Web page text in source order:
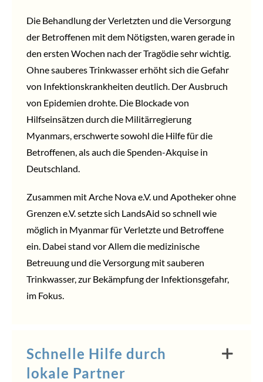
Die Behandlung der Verletzten und die Versorgung
der Betroffenen mit dem Nötigsten, waren gerade in
den ersten Wochen nach der Tragödie sehr wichtig.
Ohne sauberes Trinkwasser erhöht sich die Gefahr
von Infektionskrankheiten deutlich. Der Ausbruch
von Epidemien drohte. Die Blockade von
Hilfseinsätzen durch die Militärregierung
Myanmars, erschwerte sowohl die Hilfe für die
Betroffenen, als auch die Spenden-Akquise in
Deutschland.
Zusammen mit Arche Nova e.V. und Apotheker ohne
Grenzen e.V. setzte sich LandsAid so schnell wie
möglich in Myanmar für Verletzte und Betroffene
ein. Dabei stand vor Allem die medizinische
Betreuung und die Versorgung mit sauberen
Trinkwasser, zur Bekämpfung der Infektionsgefahr,
im Fokus.
Schnelle Hilfe durch
lokale Partner